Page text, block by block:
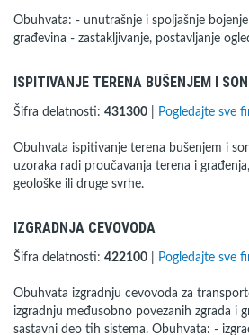
Obuhvata: - unutrašnje i spoljašnje
građevina - zastakljivanje, postavljanje
ISPITIVANJE TERENA BUŠENJEM I
Šifra delatnosti: 431300 Pogledajte sve
Obuhvata ispitivanje terena bušenjem i
uzoraka radi proučavanja terena i
geološke ili druge svrhe.
IZGRADNJA CEVOVODA
Šifra delatnosti: 422100 Pogledajte sve
Obuhvata izgradnju cevovoda za
izgradnju međusobno povezanih zgrada i
sastavni deo tih sistema. Obuhvata: -